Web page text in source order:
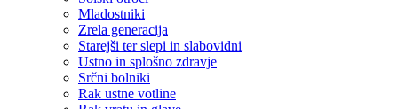
Mladostniki
Zrela generacija
Starejši ter slepi in slabovidni
Ustno in splošno zdravje
Srčni bolniki
Rak ustne votline